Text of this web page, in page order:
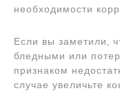
необходимости
Если вы заметили‚
бледными или
признаком
случае увеличьте